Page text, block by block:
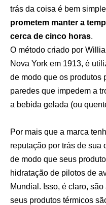
trás da coisa é bem
prometem manter a
cerca de cinco horas.
O método criado por
Nova York em 1913, é
de modo que os produtos
paredes que impedem a
a bebida gelada (ou
Por mais que a marca
reputação por trás de sua
de modo que seus
hidratação de pilotos de
Mundial. Isso, é claro,
seus produtos térmicos